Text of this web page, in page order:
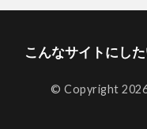
こんなサイトにし
© Copyright